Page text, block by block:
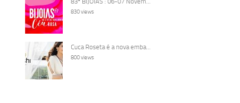
830 views
Cuca Roseta é a nova emba...
800 views